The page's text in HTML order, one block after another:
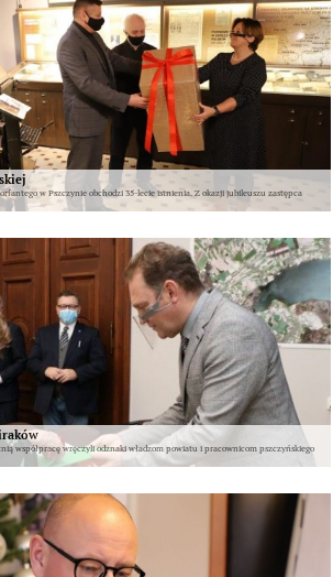
w Pszczynie obchodzi 35-lecie istnienia. Z okazji jubileuszu zastępca
współpracę wręczyli odznaki władzom powiatu i pracownicom pszczyńskiego